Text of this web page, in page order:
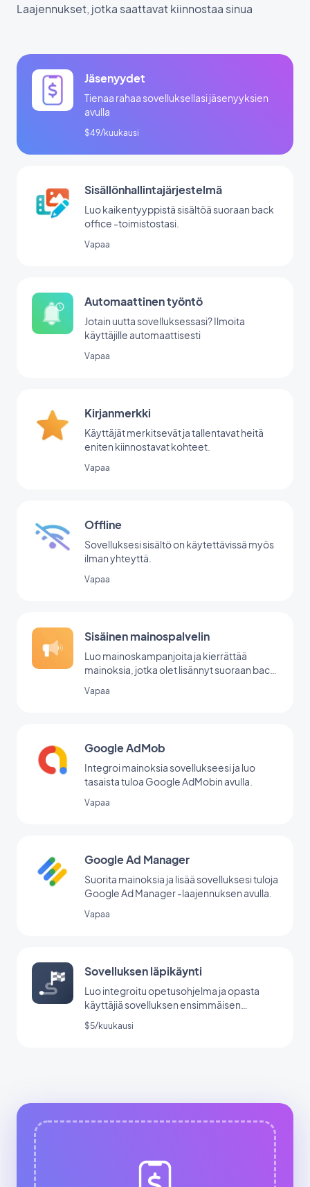
Laajennukset, jotka saattavat kiinnostaa sinua
Jäsenyydet
Tienaa rahaa sovelluksellasi jäsenyyksien
avulla
$49/kuukausi
Sisällönhallintajärjestelmä
Luo kaikentyyppistä sisältöä suoraan back
office -toimistostasi.
Vapaa
Automaattinen työntö
Jotain uutta sovelluksessasi? Ilmoita
käyttäjille automaattisesti
Vapaa
Kirjanmerkki
Käyttäjät merkitsevät ja tallentavat heitä
eniten kiinnostavat kohteet.
Vapaa
Offline
Sovelluksesi sisältö on käytettävissä myös
ilman yhteyttä.
Vapaa
Sisäinen mainospalvelin
Luo mainoskampanjoita ja kierrättää
mainoksia, jotka olet lisännyt suoraan back
Vapaa
Google AdMob
Integroi mainoksia sovellukseesi ja luo
tasaista tuloa Google AdMobin avulla.
Vapaa
Google Ad Manager
Suorita mainoksia ja lisää sovelluksesi tuloja
Google Ad Manager -laajennuksen avulla.
Vapaa
Sovelluksen läpikäynti
Luo integroitu opetusohjelma ja opasta
käyttäjiä sovelluksen ensimmäisen
käynnistyksen aikana.
$5/kuukausi